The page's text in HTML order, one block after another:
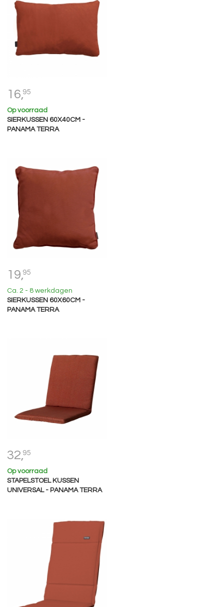
16,95
Op voorraad
SIERKUSSEN 60X40CM -
PANAMA TERRA
19,95
Ca. 2 - 8 werkdagen
SIERKUSSEN 60X60CM -
PANAMA TERRA
32,95
Op voorraad
STAPELSTOEL KUSSEN
UNIVERSAL - PANAMA TERRA